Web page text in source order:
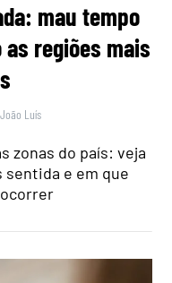
mau tempo
regiões mais
João Luís
zonas do país: veja
sentida e em que